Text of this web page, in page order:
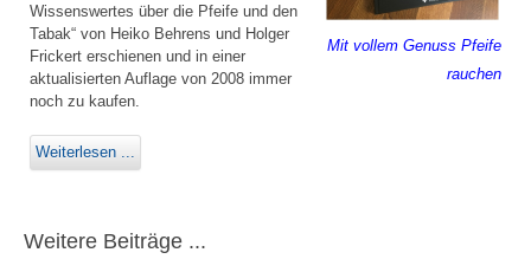
Mit vollem Genuss Pfeife
rauchen
Wissenswertes über die Pfeife und den
Tabak“ von Heiko Behrens und Holger
Frickert erschienen und in einer
aktualisierten Auflage von 2008 immer
noch zu kaufen.
Weiterlesen ...
Weitere Beiträge ...